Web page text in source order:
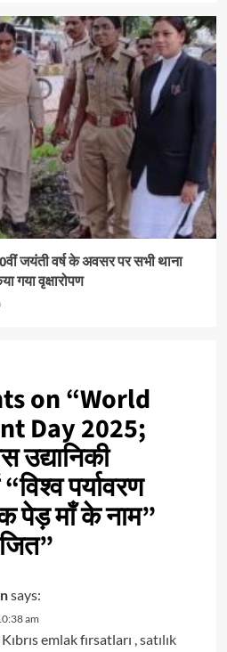
जयंती वर्ष के अवसर पर सभी थाना
गया वृक्षारोपण
on “World
Day 2025;
उद्यानिकी
पर्यावरण
पेड़ माँ के नाम”
”
says:
am
emlak fırsatları , satılık